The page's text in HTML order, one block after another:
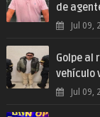
de
Jul 09,
Golpe al
vehículo
Jul 09,